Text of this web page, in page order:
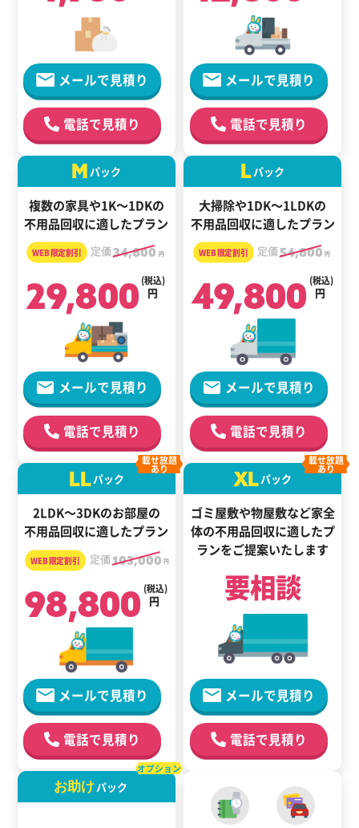
メールで見積り
電話で見積り
メールで見積り
電話で見積り
M パック
複数の家具や1K～1DKの
不用品回収に適したプラン
定価34,800 円
29,800 円
(税込)
メールで見積り
電話で見積り
Lパック
大掃除や1DK～1LDKの
不用品回収に適したプラン
定価54,800 円
49,800 円
(税込)
メールで見積り
電話で見積り
LLパック
2LDK～3DKのお部屋の
不用品回収に適したプラン
載せ放題
あり
定価103,000 円
98,800 円
(税込)
メールで見積り
電話で見積り
XLパック
ゴミ屋敷や物屋敷など家全
体の不用品回収に適したプ
ランをご提案いたします
載せ放題
あり
要相談
メールで見積り
電話で見積り
お助けパック
オプション